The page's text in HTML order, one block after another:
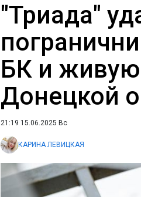
"Триада"
БК и
Донецкой
21:19 15.06.2025 Вс
КАРИНА ЛЕВИЦКАЯ